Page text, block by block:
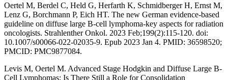
Oertel M, Berdel C, Held G, Herfarth K, Schmidberger H, Ernst M,
Lenz G, Borchmann P, Eich HT. The new German evidence-based
guideline on diffuse large B-cell lymphoma-key aspects for radiation
oncologists. Strahlenther Onkol. 2023 Feb;199(2):115-120. doi:
10.1007/s00066-022-02035-9. Epub 2023 Jan 4. PMID: 36598520;
PMCID: PMC9877084.
Levis M, Oertel M. Advanced Stage Hodgkin and Diffuse Large B-
Cell Lymphomas: Is There Still a Role for Consolidation